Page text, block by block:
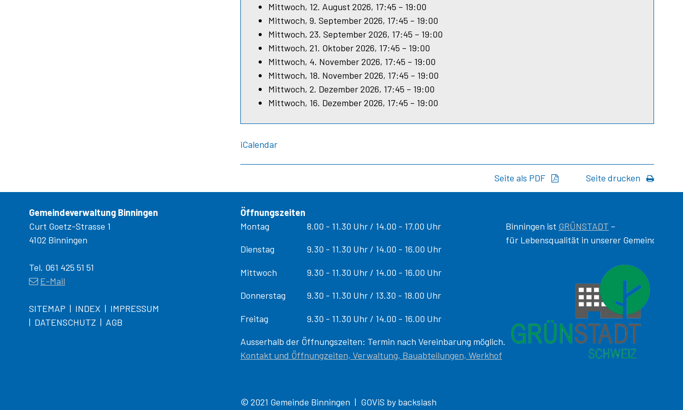
Mittwoch, 12. August 2026, 17:45 – 19:00
Mittwoch, 9. September 2026, 17:45 – 19:00
Mittwoch, 23. September 2026, 17:45 – 19:00
Mittwoch, 21. Oktober 2026, 17:45 – 19:00
Mittwoch, 4. November 2026, 17:45 – 19:00
Mittwoch, 18. November 2026, 17:45 – 19:00
Mittwoch, 2. Dezember 2026, 17:45 – 19:00
Mittwoch, 16. Dezember 2026, 17:45 – 19:00
iCalendar
Seite drucken
Seite als PDF
Gemeindeverwaltung Binningen
Curt Goetz-Strasse 1
4102 Binningen
Tel. 061 425 51 51
E-Mail
SITEMAP INDEX
IMPRESSUM
DATENSCHUTZ
AGB
Öffnungszeiten
TagÖffnungs­zeiten
Montag 8.00 - 11.30 Uhr / 14.00 - 17.00 Uhr Binningen ist GRÜNSTADT –
für Lebensqualität in unserer Gemeinde!
Dienstag
9.30 - 11.30 Uhr / 14.00 - 16.00 Uhr
Mittwoch 9.30 - 11.30 Uhr / 14.00 - 16.00 Uhr
Donnerstag 9.30 - 11.30 Uhr / 13.30 - 18.00 Uhr
Freitag 9.30 - 11.30 Uhr / 14.00 - 16.00 Uhr
Ausserhalb der Öffnungszeiten: Termin nach Vereinbarung möglich.
Kontakt und Öffnungzeiten, Verwaltung, Bauabteilungen, Werkhof
© 2021 Gemeinde Binningen | GOViS by backslash